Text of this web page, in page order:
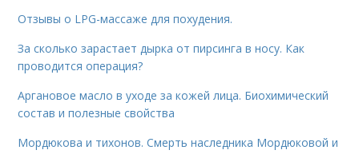
Отзывы о LPG-массаже для похудения.
За сколько зарастает дырка от пирсинга в носу. Как
проводится операция?
Аргановое масло в уходе за кожей лица. Биохимический
состав и полезные свойства
Мордюкова и тихонов. Смерть наследника Мордюковой и